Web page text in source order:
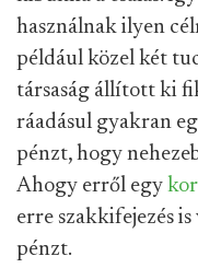
használnak ilyen
például közel két
társaság állított ki
ráadásul gyakran
pénzt, hogy
Ahogy erről egy
erre szakkifejezés
pénzt.